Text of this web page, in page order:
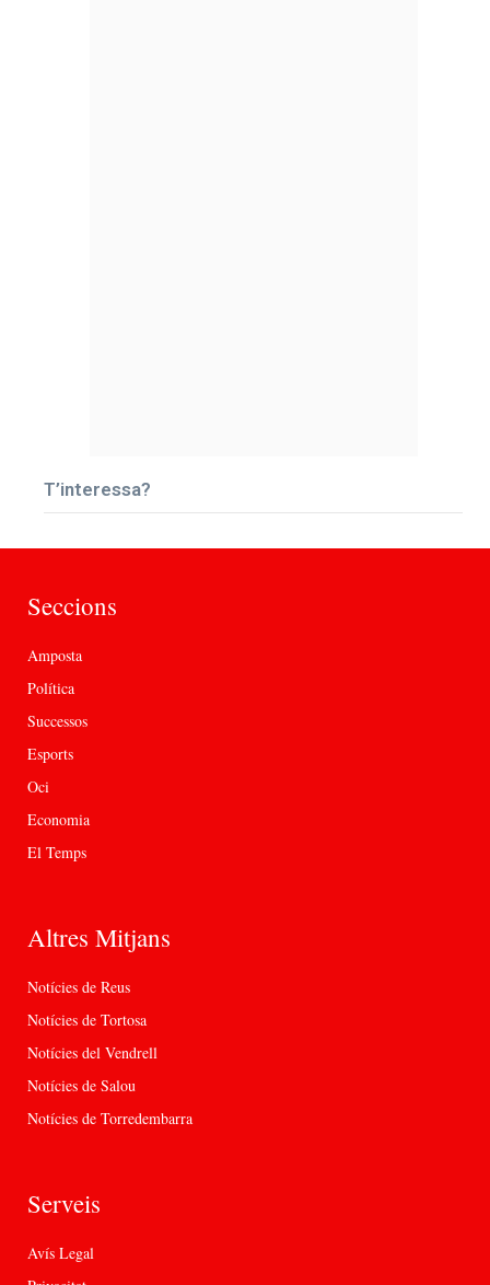
T’interessa?
Seccions
Amposta
Política
Successos
Esports
Oci
Economia
El Temps
Altres Mitjans
Notícies de Reus
Notícies de Tortosa
Notícies del Vendrell
Notícies de Salou
Notícies de Torredembarra
Serveis
Avís Legal